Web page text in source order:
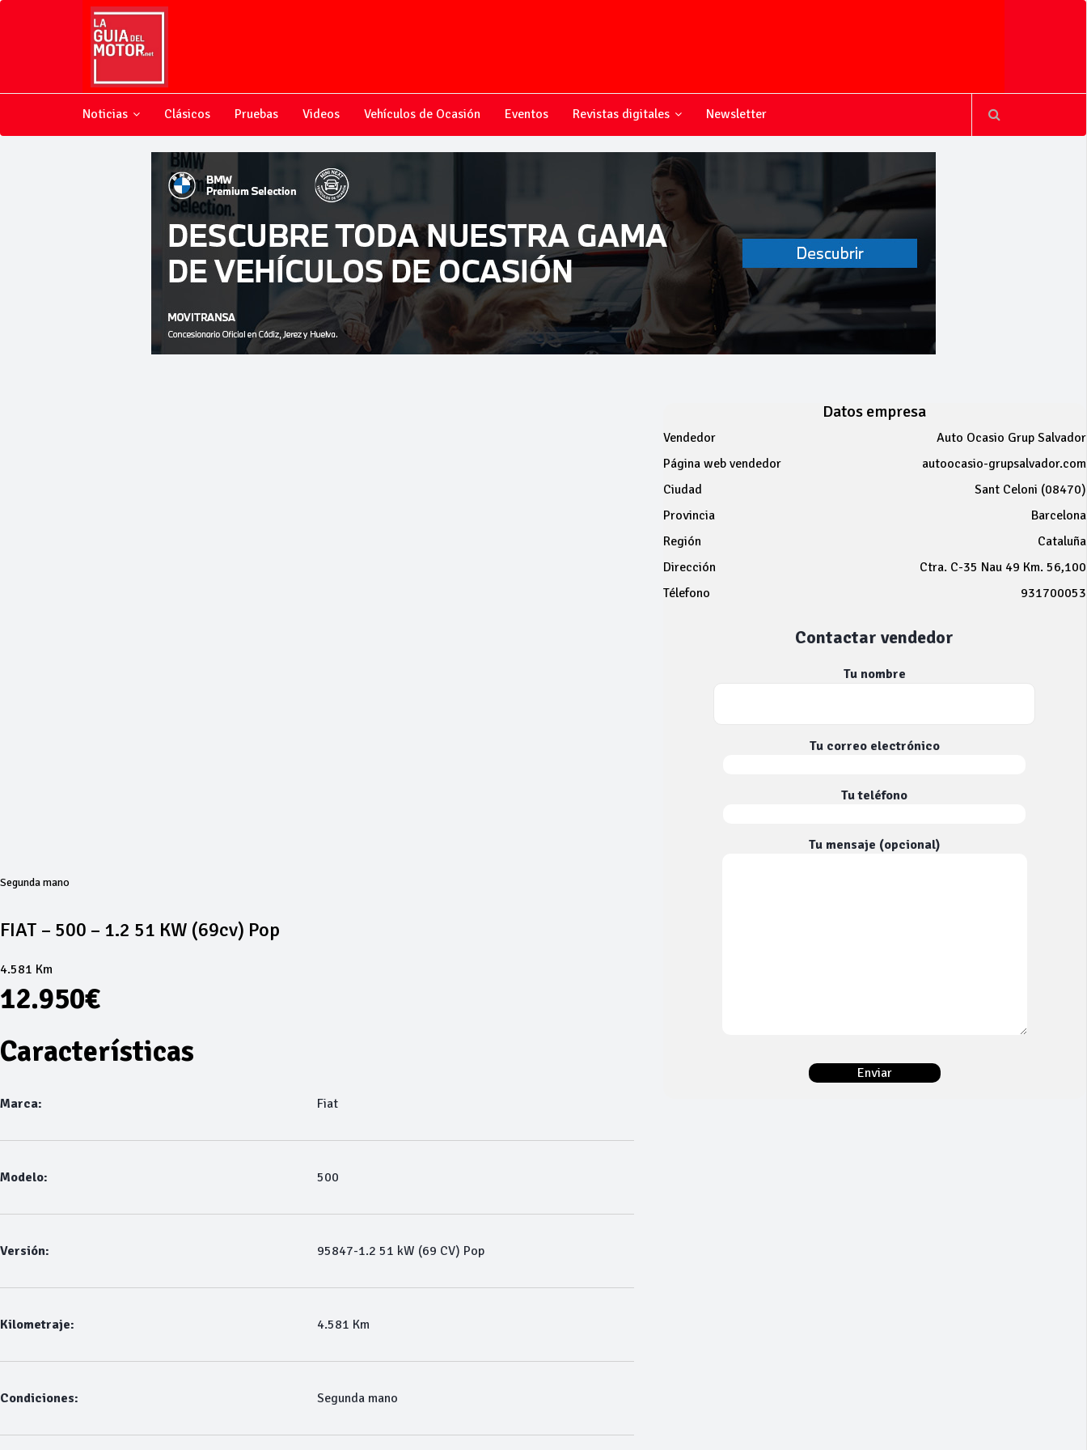
Noticias Clásicos Pruebas Videos Vehículos de Ocasión Eventos Revistas digitales Newsletter
Segunda mano
FIAT – 500 – 1.2 51 KW (69cv) Pop
4.581 Km
12.950€
Características
Marca: Fiat
Modelo: 500
Versión: 95847-1.2 51 kW (69 CV) Pop
Kilometraje: 4.581 Km
Condiciones: Segunda mano
Datos empresa
Vendedor
Auto Ocasio Grup Salvador
Página web vendedor
autoocasio-grupsalvador.com
Ciudad
Sant Celoni (08470)
Provincia
Barcelona
Región
Cataluña
Dirección
Ctra. C-35 Nau 49 Km. 56,100
Télefono
931700053
Contactar vendedor
Tu nombre
Tu correo electrónico
Tu teléfono
Tu mensaje (opcional)